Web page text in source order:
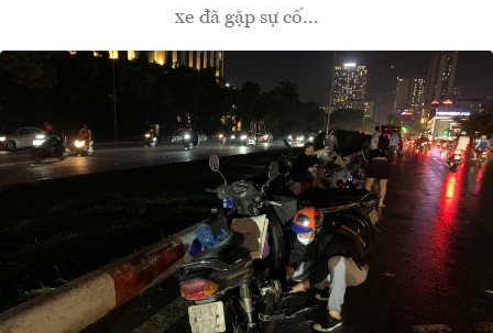
xe đã gặp sự cố...